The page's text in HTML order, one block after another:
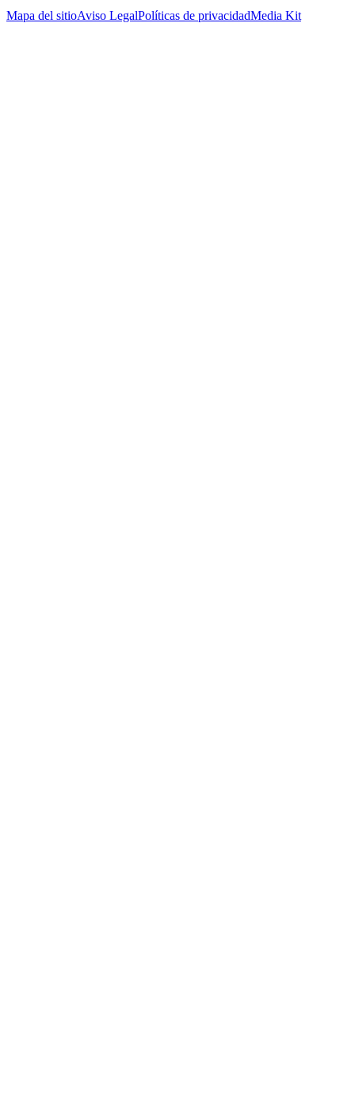
Mapa del sitioAviso LegalPolíticas de privacidadMedia Kit